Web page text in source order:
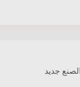
جديد